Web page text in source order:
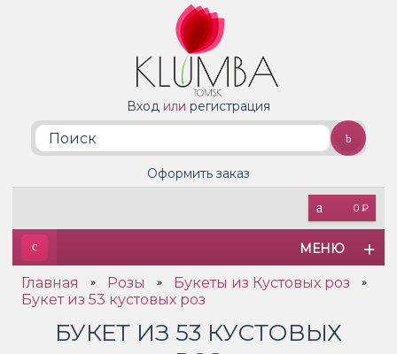
Вход или регистрация
0 ₽
Оформить заказ
МЕНЮ
Главная » Розы » Букеты из Кустовых роз »
Букет из 53 кустовых роз
БУКЕТ ИЗ 53 КУСТОВЫХ